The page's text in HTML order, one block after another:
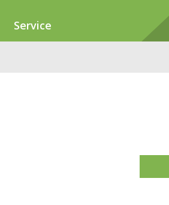
Service